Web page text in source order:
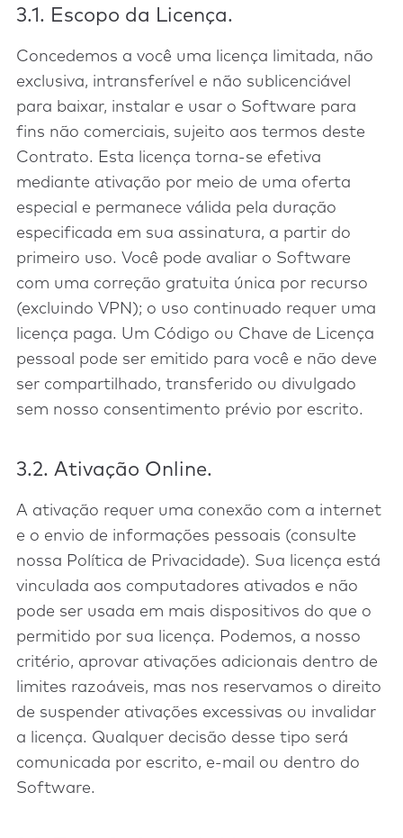
3.1. Escopo da Licença.
Concedemos a você uma licença limitada, não
exclusiva, intransferível e não sublicenciável
para baixar, instalar e usar o Software para
fins não comerciais, sujeito aos termos deste
Contrato. Esta licença torna-se efetiva
mediante ativação por meio de uma oferta
especial e permanece válida pela duração
especificada em sua assinatura, a partir do
primeiro uso. Você pode avaliar o Software
com uma correção gratuita única por recurso
(excluindo VPN); o uso continuado requer uma
licença paga. Um Código ou Chave de Licença
pessoal pode ser emitido para você e não deve
ser compartilhado, transferido ou divulgado
sem nosso consentimento prévio por escrito.
3.2. Ativação Online.
A ativação requer uma conexão com a internet
e o envio de informações pessoais (consulte
nossa Política de Privacidade). Sua licença está
vinculada aos computadores ativados e não
pode ser usada em mais dispositivos do que o
permitido por sua licença. Podemos, a nosso
critério, aprovar ativações adicionais dentro de
limites razoáveis, mas nos reservamos o direito
de suspender ativações excessivas ou invalidar
a licença. Qualquer decisão desse tipo será
comunicada por escrito, e-mail ou dentro do
Software.